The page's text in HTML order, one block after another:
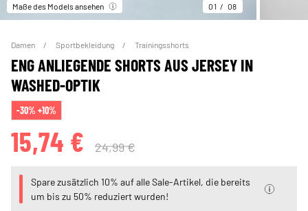
Maße des Models ansehen 01 08
Damen Sportbekleidung Trainingsshorts
ENG ANLIEGENDE SHORTS AUS JERSEY IN
WASHED-OPTIK
-30% +10%
15,74 € 24,99 €
Spare zusätzlich 10% auf alle Sale-Artikel, die bereits
um bis zu 50% reduziert wurden!